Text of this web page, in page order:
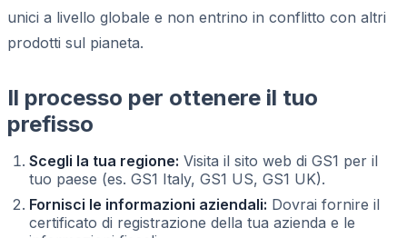
unici a livello globale e non entrino in conflitto con altri
prodotti sul pianeta.
Il processo per ottenere il tuo
prefisso
Scegli la tua regione: Visita il sito web di GS1 per il
tuo paese (es. GS1 Italy, GS1 US, GS1 UK).
Fornisci le informazioni aziendali: Dovrai fornire il
certificato di registrazione della tua azienda e le